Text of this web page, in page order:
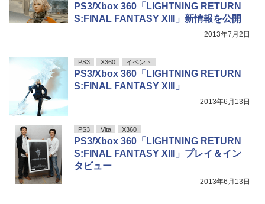
PS3/Xbox 360「LIGHTNING RETURN
S:FINAL FANTASY XIII」新情報を公開
2013年7月2日
PS3 X360 イベント
PS3/Xbox 360「LIGHTNING RETURN
S:FINAL FANTASY XIII」
2013年6月13日
PS3 Vita X360
PS3/Xbox 360「LIGHTNING RETURN
S:FINAL FANTASY XIII」プレイ＆イン
タビュー
2013年6月13日